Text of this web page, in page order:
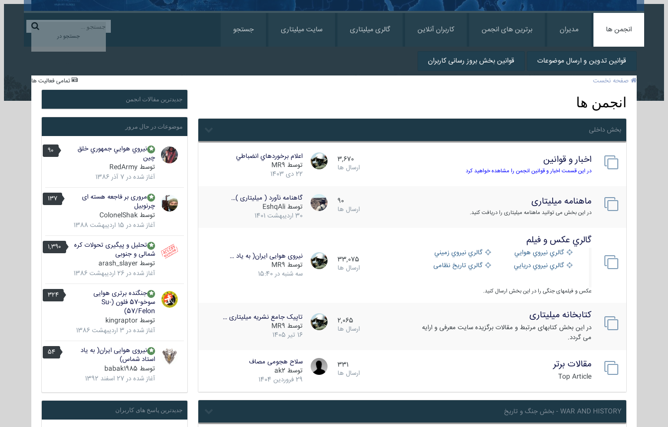
جستجو در
انجمن ها مدیران برترین های انجمن کاربران آنلاین گالری میلیتاری سایت میلیتاری جستجو
قوانین تدوین و ارسال موضوعات قوانین بخش بروز رسانی کاربران
تمامی فعالیت ها صفحه نخست
انجمن ها
بخش داخلی
اخبار و قوانین
در این قسمت اخبار و قوانین انجمن را مشاهده خواهید کرد
3,670
ارسال ها
اعلام برخوردهاي انضباطي
توسط MR9
22 دی 1403
ماهنامه میلیتاری
در این بخش می توانید ماهنامه میلیتاری را دریافت کنید.
90
ارسال ها
گاهنامه نآورد ( میلیتاری )…
توسط EshqAli
30 اردیبهشت 1401
گالري عكس و فيلم
گالري نيروي هوايي
گالري نيروي زميني
گالري نيروي دريايي
گالري تاریخ نظامی
عکس و فیلمهای جنگی را در این بخش ارسال کنید.
33,075
ارسال ها
نیروی هوایی ایران( به یاد …
توسط MR9
سه شنبه در 15:40
کتابخانه میلیتاری
در این بخش کتابهای مرتبط و مقالات برگزیده سایت معرفی و ارایه
می گردد.
2,065
ارسال ها
تاپیک جامع نشریه میلیتاری …
توسط MR9
16 تیر 1405
مقالات برتر
Top Article
331
ارسال ها
سلاح هجومی مصاف
توسط ak2
29 فروردین 1404
WAR AND HISTORY - بخش جنگ و تاریخ
جدیدترین مقالات انجمن
موضوعات در حال مرور
90
نيروي هوايي جمهوري خلق
چين
توسط RedArmy
آغاز شده در 7 آذر 1386
137
مروری بر فاجعه هسته ای
چرنوبیل
توسط ColonelShak
آغاز شده در 15 اردیبهشت 1388
1,390
تحلیل و پیگیری تحولات کره
شمالی و جنوبی
توسط arash_slayer
آغاز شده در 26 اردیبهشت 1386
324
جنگنده برتری هوایی
سوخو-57 فلون (Su-
57/Felon)
توسط kingraptor
آغاز شده در 3 اردیبهشت 1386
54
نیروی هوایی ایران( به یاد
استاد شماس)
توسط babak1985
آغاز شده در 27 اسفند 1392
جدیدترین پاسخ های کاربران